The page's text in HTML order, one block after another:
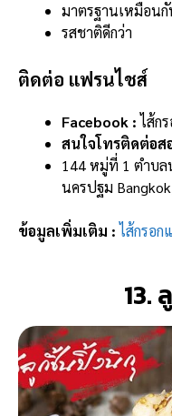
มาตรฐานเหมือน
รสชาติดีกว่า
ติดต่อ แฟรนไชส์
Facebook :ไส้ก
สนใจโทรติดต่อส
144 หมู่ที่ 1 ตำบล
นครปฐม
ข้อมูลเพิ่มเติม :ไส้กรอก
13.